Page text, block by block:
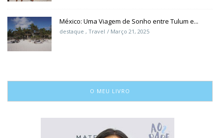
México: Uma Viagem de Sonho entre Tulum e...
destaque , Travel Março 21, 2025
O MEU LIVRO